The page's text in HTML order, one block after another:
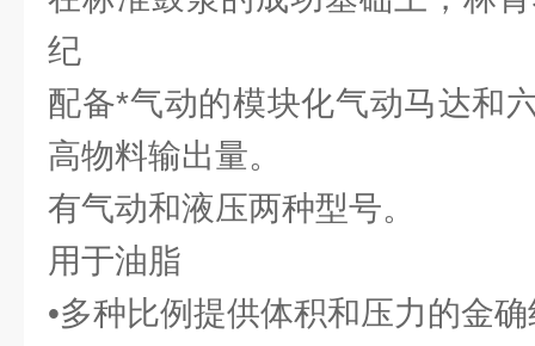
纪
配备*气动的模块化气动马达和
高物料输出量。
有气动和液压两种型号。
用于油脂
•多种比例提供体积和压力的金